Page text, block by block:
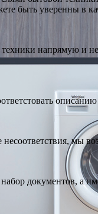
быть уверенны в
напрямую и
мы
документов, а